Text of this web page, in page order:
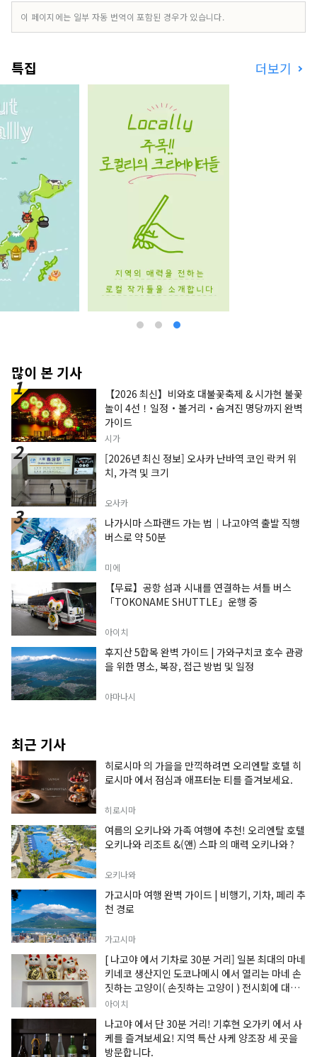
이 페이지에는 일부 자동 번역이 포함된 경우가 있습니다.
특집 더보기
많이 본 기사
【2026 최신】비와호 대불꽃축제 & 시가현 불꽃
놀이 4선！일정・볼거리・숨겨진 명당까지 완벽
가이드
시가
[2026년 최신 정보] 오사카 난바역 코인 락커 위
치, 가격 및 크기
오사카
나가시마 스파랜드 가는 법｜나고야역 출발 직행
버스로 약 50분
미에
【무료】공항 섬과 시내를 연결하는 셔틀 버스
「TOKONAME SHUTTLE」운행 중
아이치
후지산 5합목 완벽 가이드 | 가와구치코 호수 관광
을 위한 명소, 복장, 접근 방법 및 일정
야마나시
최근 기사
히로시마 의 가을을 만끽하려면 오리엔탈 호텔 히
로시마 에서 점심과 애프터눈 티를 즐겨보세요.
히로시마
여름의 오키나와 가족 여행에 추천! 오리엔탈 호텔
오키나와 리조트 &(앤) 스파 의 매력 오키나와 ?
오키나와
가고시마 여행 완벽 가이드 | 비행기, 기차, 페리 추
천 경로
가고시마
[ 나고야 에서 기차로 30분 거리] 일본 최대의 마네
키네코 생산지인 도코나메시 에서 열리는 마네 손
짓하는 고양이( 손짓하는 고양이 ) 전시회에 대한
정보입니다.
아이치
나고야 에서 단 30분 거리! 기후현 오가키 에서 사
케를 즐겨보세요! 지역 특산 사케 양조장 세 곳을
방문합니다.